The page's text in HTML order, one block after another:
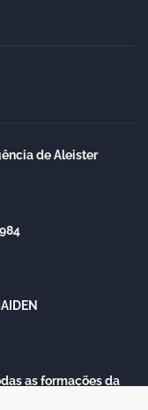
de Aleister
as formações da